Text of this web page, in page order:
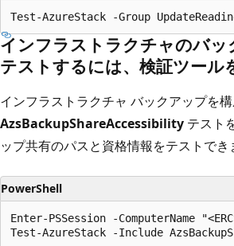
インフラストラクチャのバッ
テストするには、検証ツール
インフラストラクチャ バックアップを構
AzsBackupShareAccessibility テスト
ップ共有のパスと資格情報をテストでき
PowerShell
Enter-PSSession -ComputerName